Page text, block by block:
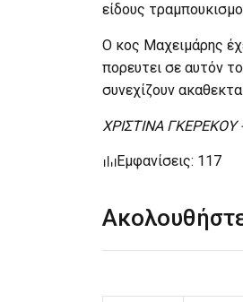
είδους
Ο κος Μαχειμάρης
πορευτει σε αυτόν
συνεχίζουν
ΧΡΙΣΤΙΝΑ
Εμφανίσεις: 117